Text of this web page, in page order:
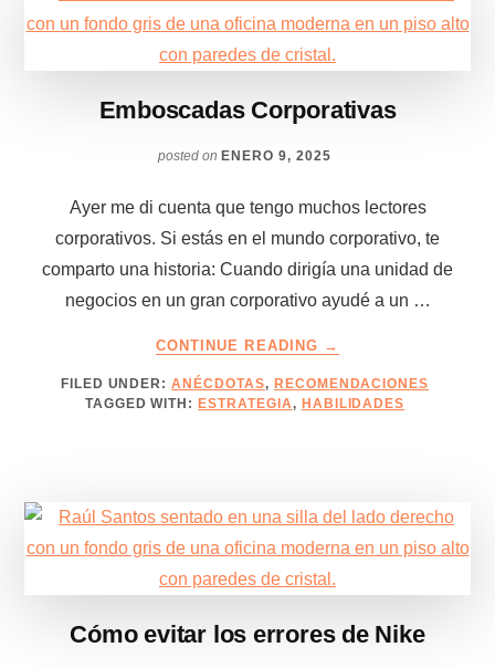
Emboscadas Corporativas
posted onENERO 9, 2025
Ayer me di cuenta que tengo muchos lectores
corporativos. Si estás en el mundo corporativo, te
comparto una historia: Cuando dirigía una unidad de
negocios en un gran corporativo ayudé a un …
CONTINUE READING
CORPORATIVAS
→
FILED UNDER:ANÉCDOTAS, RECOMENDACIONES
TAGGED WITH:ESTRATEGIA, HABILIDADES
Cómo evitar los errores de Nike